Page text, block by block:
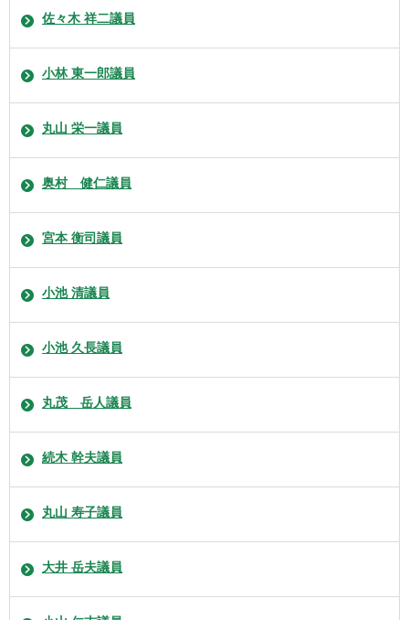
佐々木 祥二議員
小林 東一郎議員
丸山 栄一議員
奥村 健仁議員
宮本 衡司議員
小池 清議員
小池 久長議員
丸茂 岳人議員
続木 幹夫議員
丸山 寿子議員
大井 岳夫議員